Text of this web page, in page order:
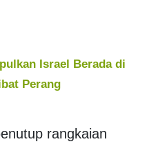
Israel Berada di
Perang
rangkaian